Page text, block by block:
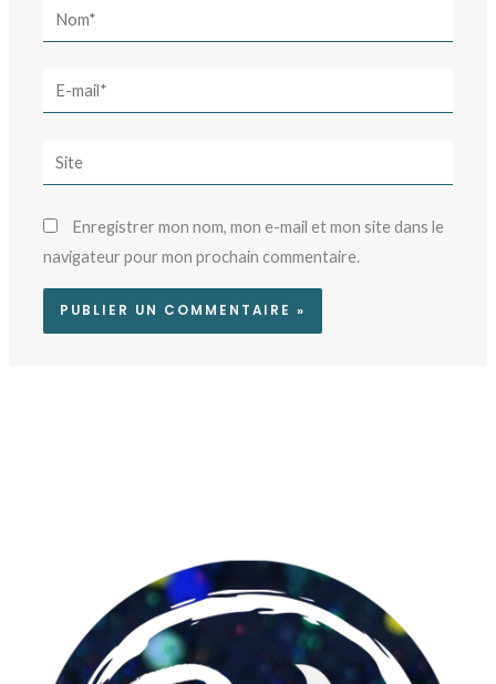
Nom*
E-
mail*
Site
Enregistrer mon nom, mon e-mail et mon site dans le
navigateur pour mon prochain commentaire.